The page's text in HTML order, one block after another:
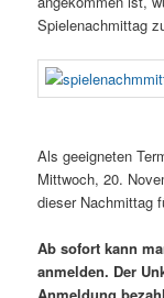
Spielenachmittag
Als geeigneten
Mittwoch, 20.
dieser Nachmittag
Ab sofort kann
anmelden. Der